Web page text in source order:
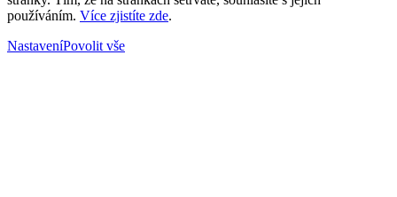
používáním. Více zjistíte zde.
NastaveníPovolit vše